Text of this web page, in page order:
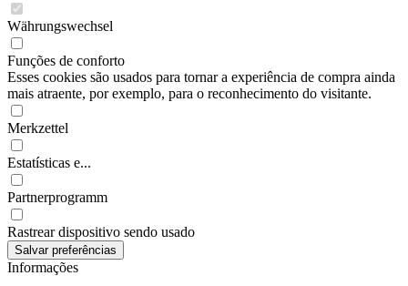
Währungswechsel
Funções de conforto
Esses cookies são usados para tornar a experiência de compra ainda
mais atraente, por exemplo, para o reconhecimento do visitante.
Merkzettel
Estatísticas e...
Partnerprogramm
Rastrear dispositivo sendo usado
Informações